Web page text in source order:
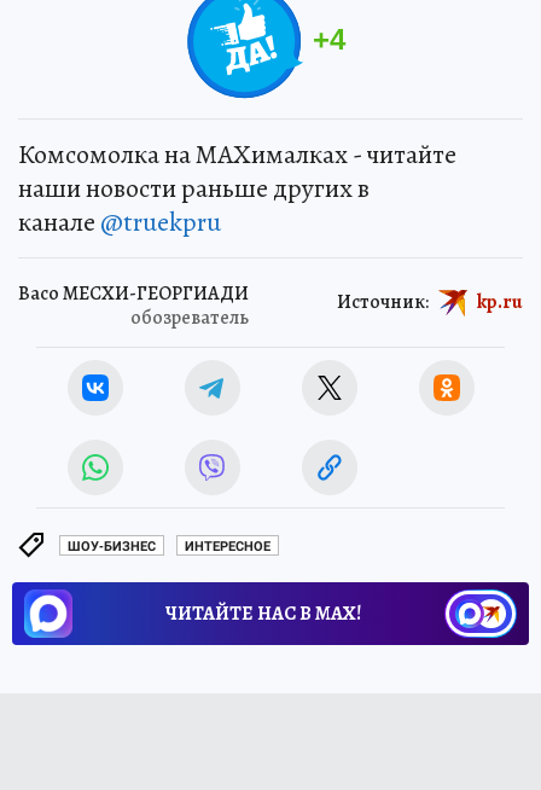
+4
Комсомолка на MAXималках - читайте
наши новости раньше других в
канале @truekpru
Васо МЕСХИ-ГЕОРГИАДИ
обозреватель
Источник: kp.ru
ШОУ-БИЗНЕС ИНТЕРЕСНОЕ
ЧИТАЙТЕ НАС В МАХ!